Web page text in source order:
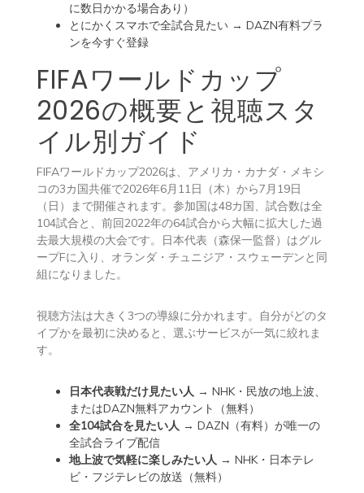
に数日かかる場合あり）
とにかくスマホで全試合見たい → DAZN有料プラ
ンを今すぐ登録
FIFAワールドカップ
2026の概要と視聴スタ
イル別ガイド
FIFAワールドカップ2026は、アメリカ・カナダ・メキシ
コの3カ国共催で2026年6月11日（木）から7月19日
（日）まで開催されます。参加国は48カ国、試合数は全
104試合と、前回2022年の64試合から大幅に拡大した過
去最大規模の大会です。日本代表（森保一監督）はグル
ープFに入り、オランダ・チュニジア・スウェーデンと同
組になりました。
視聴方法は大きく3つの導線に分かれます。自分がどのタ
イプかを最初に決めると、選ぶサービスが一気に絞れま
す。
日本代表戦だけ見たい人 → NHK・民放の地上波、
またはDAZN無料アカウント（無料）
全104試合を見たい人 → DAZN（有料）が唯一の
全試合ライブ配信
地上波で気軽に楽しみたい人 → NHK・日本テレ
ビ・フジテレビの放送（無料）